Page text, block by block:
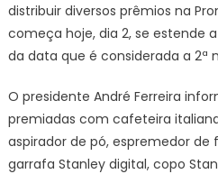
distribuir diversos prêmios na
começa hoje, dia 2, se estende
da data que é considerada a 2ª
O presidente André Ferreira
premiadas com cafeteira
aspirador de pó, espremedor
garrafa Stanley digital, copo